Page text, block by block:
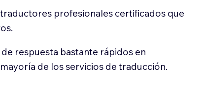
profesionales certificados que
respuesta bastante rápidos en
de los servicios de traducción.